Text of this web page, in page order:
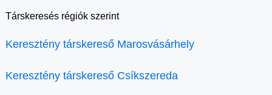
Társkeresés régiók szerint
Keresztény társkereső Marosvásárhely
Keresztény társkereső Csíkszereda